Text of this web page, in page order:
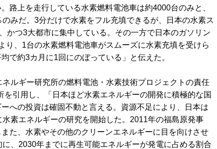
路上を走行している水素燃料電池車は約4000台のみと、
みだ。3分だけで水素をフル充填できるが、日本の水素ス
かつ3大都市に集中している。その一方で日本のガソリン
り、1台の水素燃料電池車がスムーズに水素充填を受けら
で約3カ月に1回にのぼっている」と伝えた。
ルギー研究所の燃料電池・水素技術プロジェクトの責任
を引用し、「日本ほど水素エネルギーの開発に積極的な国
への投資は確固不動と言える。資源不足により、日本は
素エネルギーの研究を開始した。2011年の福島原発事
た、水素やその他のクリーンエネルギーに目を向けさせ
、2030年までに再生可能エネルギーが発電に占める割合